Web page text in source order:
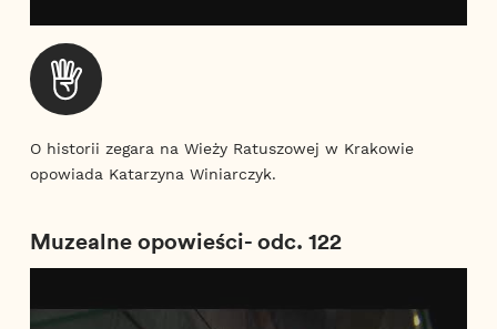
O historii zegara na Wieży Ratuszowej w Krakowie
opowiada Katarzyna Winiarczyk.
Muzealne opowieści- odc. 122